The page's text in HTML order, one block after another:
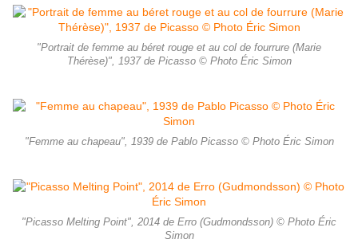
"Portrait de femme au béret rouge et au col de fourrure (Marie
Thérèse)", 1937 de Picasso © Photo Éric Simon
"Femme au chapeau", 1939 de Pablo Picasso © Photo Éric Simon
"Picasso Melting Point", 2014 de Erro (Gudmondsson) © Photo Éric
Simon